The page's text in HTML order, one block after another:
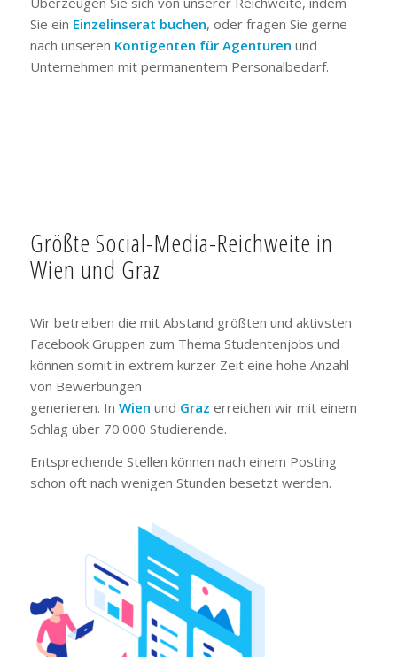
Sie ein Einzelinserat buchen, oder fragen Sie gerne
nach unseren Kontigenten für Agenturen und
Unternehmen mit permanentem Personalbedarf.
Größte Social-Media-Reichweite in
Wien und Graz
Wir betreiben die mit Abstand größten und aktivsten
Facebook Gruppen zum Thema Studentenjobs und
können somit in extrem kurzer Zeit eine hohe Anzahl
von Bewerbungen
generieren. In Wien und Graz erreichen wir mit einem
Schlag über 70.000 Studierende.
Entsprechende Stellen können nach einem Posting
schon oft nach wenigen Stunden besetzt werden.